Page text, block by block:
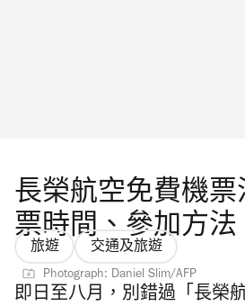
長榮航空免費機票
票時間、參加方法
旅遊 交通及旅遊
Photograph: Daniel Slim/AFP
即日至八月，別錯過「長榮